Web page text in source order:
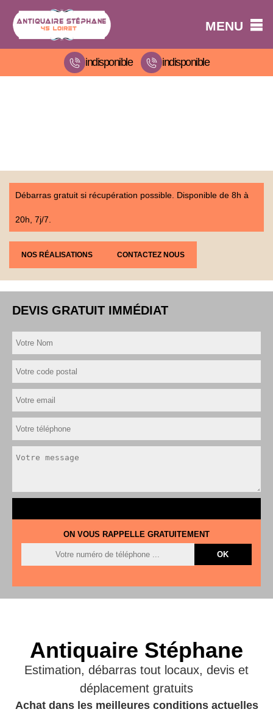
MENU
indisponible indisponible
Débarras gratuit si récupération possible. Disponible de 8h à
20h, 7j/7.
NOS RÉALISATIONS CONTACTEZ NOUS
DEVIS GRATUIT IMMÉDIAT
ON VOUS RAPPELLE GRATUITEMENT
Antiquaire Stéphane
Estimation, débarras tout locaux, devis et
déplacement gratuits
Achat dans les meilleures conditions actuelles